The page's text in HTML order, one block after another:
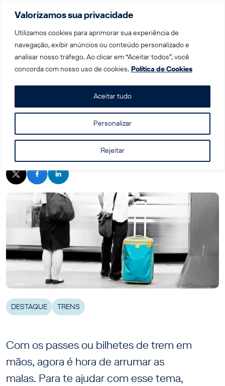
Valorizamos sua privacidade
Utilizamos cookies para aprimorar sua experiência de
navegação, exibir anúncios ou conteúdo personalizado e
analisar nosso tráfego. Ao clicar em “Aceitar todos”, você
concorda com nosso uso de cookies. Política de Cookies
Personalizar
Rejeitar
Aceitar tudo
Home | Blog | Bagagem de trem na Europa: tire suas
Bagagem de trem na Europa: tire suas
dúvidas
DESTAQUE TRENS
Com os passes ou bilhetes de trem em
mãos, agora é hora de arrumar as
malas. Para te ajudar com esse tema,